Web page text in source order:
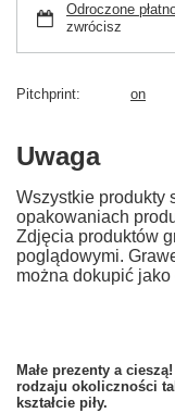
Odroczone
zwrócisz
Pitchprint on
Uwaga
Wszystkie produkty
opakowaniach
Zdjęcia produktów
poglądowymi.
można dokupić jako
Małe prezenty a cieszą!
rodzaju okoliczności
kształcie piły.